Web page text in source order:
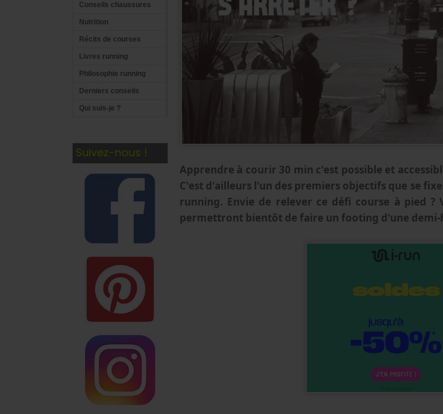
Conseils chaussures
Nutrition
Récits de courses
Livres running
Philosophie running
Derniers conseils
Qui suis-je ?
Suivez-nous !
Apprendre à courir 30 min c'est possible et
C'est d'ailleurs l'un des premiers objectifs que se
running. Envie de relever ce défi course à pied ?
permettront bientôt de faire un footing d'une demi-